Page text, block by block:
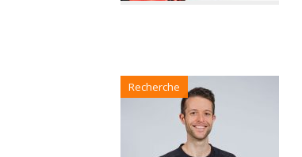
Recherche